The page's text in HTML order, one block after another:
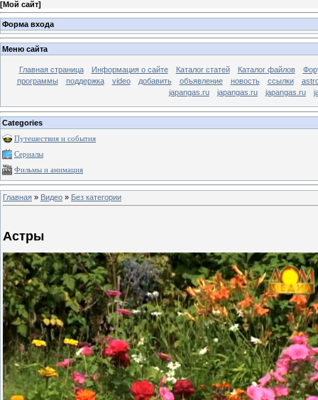
[Мой сайт]
Форма входа
Меню сайта
Главная страница Информация о сайте Каталог статей Каталог файлов
программы
поддержка video добавить объявление новость ссылки
japangas.ru
japangas.ru japangas.ru
Categories
Путешествия и события
Сериалы
Фильмы и анимация
Главная » Видео » Без категории
Астры